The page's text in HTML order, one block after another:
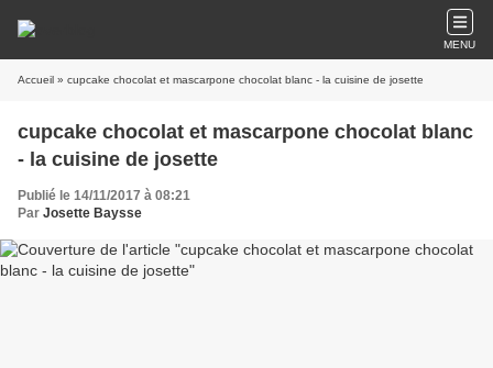
MENU
Accueil » cupcake chocolat et mascarpone chocolat blanc - la cuisine de josette
cupcake chocolat et mascarpone chocolat blanc
- la cuisine de josette
Publié le 14/11/2017 à 08:21
Par Josette Baysse